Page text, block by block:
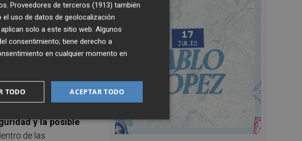
pymes y
herramientas
especializados que
sin objetivos
competitividad de la
La falta de
y la posible
de las
Proveedores de terceros (1913) también
uso de datos de geolocalización
solo a este sitio web. Algunos
consentimiento; tiene derecho a
en cualquier momento en
ACEPTAR TODO
TODO